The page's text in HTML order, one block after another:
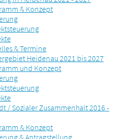
& Konzept
& Termine
Heidenau 2021 bis 2027
und Konzept
/ Sozialer Zusammenhalt 2016 -
& Konzept